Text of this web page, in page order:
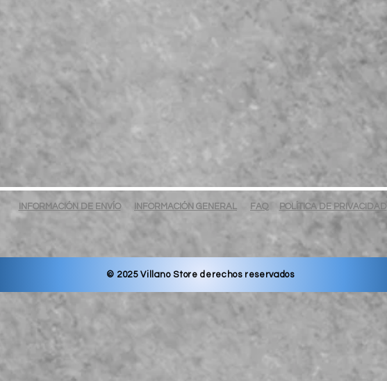
INFORMACIÓN DE ENVÍO INFORMACIÓN GENERAL FAQ POLÍTICA DE PRIVACIDAD
© 2025 Villano Store derechos reservados